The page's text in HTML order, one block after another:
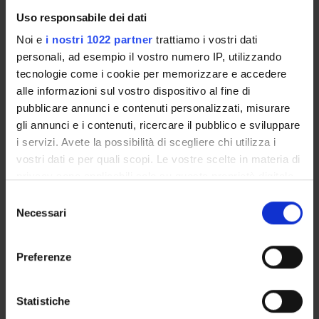
Uso responsabile dei dati
Noi e i nostri 1022 partner trattiamo i vostri dati
personali, ad esempio il vostro numero IP, utilizzando
tecnologie come i cookie per memorizzare e accedere
alle informazioni sul vostro dispositivo al fine di
pubblicare annunci e contenuti personalizzati, misurare
gli annunci e i contenuti, ricercare il pubblico e sviluppare
i servizi. Avete la possibilità di scegliere chi utilizza i
vostri dati e per quali scopi. Le vostre scelte in materia di
modificare o revocare il proprio consenso in qualsiasi
momento dalla Dichiarazione sui cookie o facendo clic
raccogliere informazioni sulla tua posizione
geografica, con un'approssimazione di qualche
delNecessari
Preferenze
Statistiche
DEPARTMENT ADMINISTRATION OFFICES
STUDENT ADMINISTRATION OFFICES
DEPARTMENT FACILITIES
LIBRARIES
OTHER OFFICES